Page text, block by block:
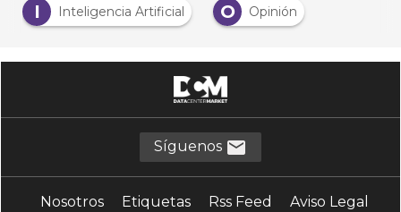
I
Inteligencia Artificial O Opinión
Síguenos
Nosotros Etiquetas Rss Feed
Aviso Legal